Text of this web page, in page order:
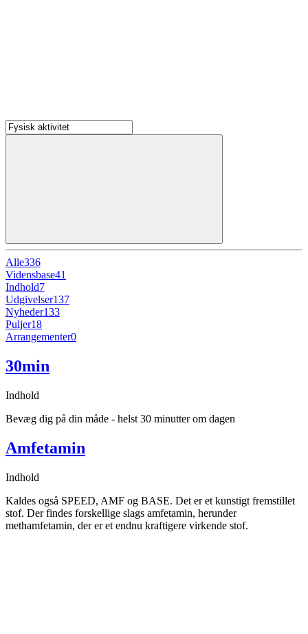
Alle336
Vidensbase41
Indhold7
Udgivelser137
Nyheder133
Puljer18
Arrangementer0
30min
Indhold
Bevæg dig på din måde - helst 30 minutter om dagen
Amfetamin
Indhold
Kaldes også SPEED, AMF og BASE. Det er et kunstigt fremstillet
stof. Der findes forskellige slags amfetamin, herunder
methamfetamin, der er et endnu kraftigere virkende stof.